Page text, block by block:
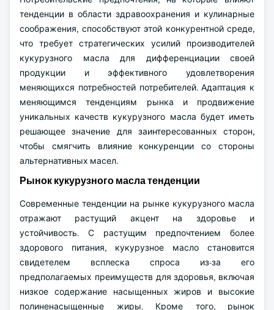
тенденции в области здравоохранения и кулинарные
соображения, способствуют этой конкурентной среде,
что требует стратегических усилий производителей
кукурузного масла для дифференциации своей
продукции и эффективного удовлетворения
меняющихся потребностей потребителей. Адаптация к
меняющимся тенденциям рынка и продвижение
уникальных качеств кукурузного масла будет иметь
решающее значение для заинтересованных сторон,
чтобы смягчить влияние конкуренции со стороны
альтернативных масел.
Рынок кукурузного масла тенденции
Современные тенденции на рынке кукурузного масла
отражают растущий акцент на здоровье и
устойчивость. С растущим предпочтением более
здорового питания, кукурузное масло становится
свидетелем всплеска спроса из-за его
предполагаемых преимуществ для здоровья, включая
низкое содержание насыщенных жиров и высокие
полиненасыщенные жиры. Кроме того, рынок